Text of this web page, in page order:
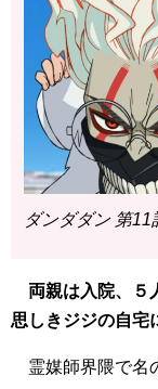
ダンダダン 第11
両親は入院、５
思しきジジの自宅
霊媒師界隈で名